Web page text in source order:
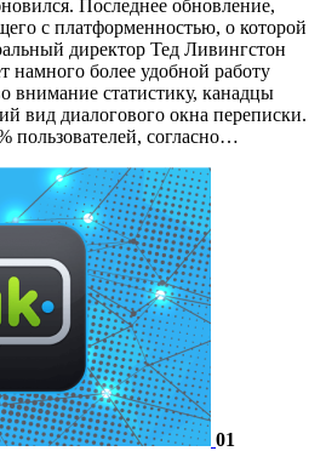
Последнее обновление,
с платформенностью, о которой
директор Тед Ливингстон
намного более удобной работу
внимание статистику, канадцы
вид диалогового окна переписки.
пользователей, согласно…
01